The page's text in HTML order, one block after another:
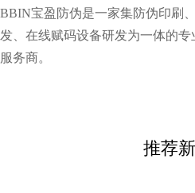
BBIN宝盈防伪是一家集防伪印刷
发、在线赋码设备研发为一体的
服务商。
推荐